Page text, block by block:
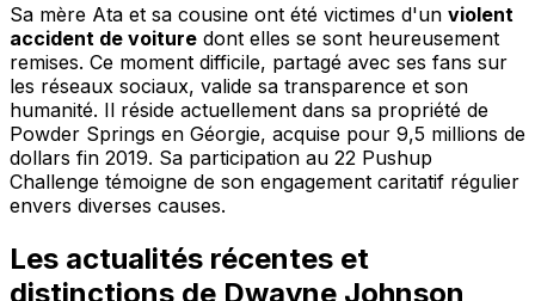
Sa mère Ata et sa cousine ont été victimes d'un violent
accident de voiture dont elles se sont heureusement
remises. Ce moment difficile, partagé avec ses fans sur
les réseaux sociaux, valide sa transparence et son
humanité. Il réside actuellement dans sa propriété de
Powder Springs en Géorgie, acquise pour 9,5 millions de
dollars fin 2019. Sa participation au 22 Pushup
Challenge témoigne de son engagement caritatif régulier
envers diverses causes.
Les actualités récentes et
distinctions de Dwayne Johnson